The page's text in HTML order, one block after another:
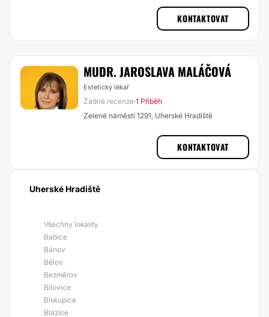
KONTAKTOVAT
MUDR. JAROSLAVA MALÁČOVÁ
Estetický lékař
Žádné recenze·1 Příběh
Zelené náměstí 1291, Uherské Hradiště
KONTAKTOVAT
Uherské Hradiště
Všechny lokality
Babice
Bánov
Bělov
Bezměrov
Bílovice
Biskupice
Blazice